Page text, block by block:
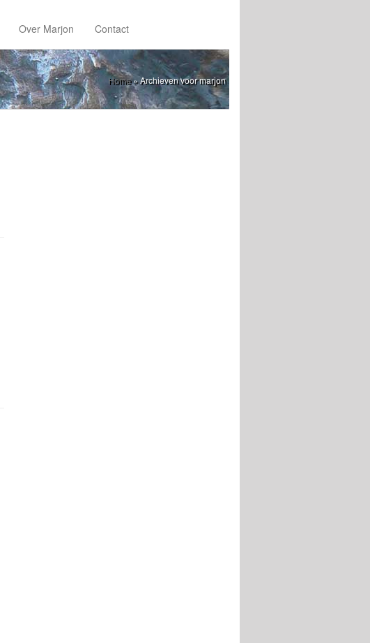
Over Marjon Contact
Home»Archieven voor marjon